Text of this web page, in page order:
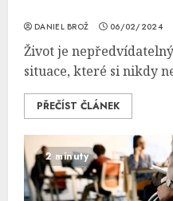
DANIEL BROŽ 06/02/2024
Život je
situace, které si nikdy
PŘEČÍST ČLÁNEK
2 minuty